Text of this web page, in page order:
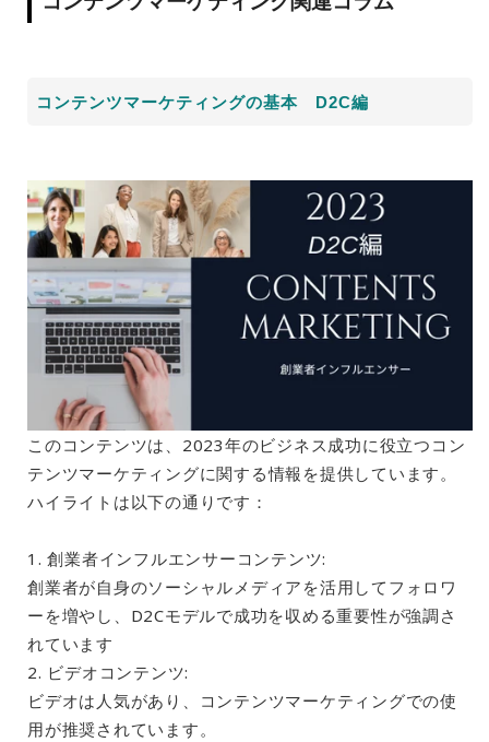
コンテンツマーケティングの基本 D2C編
このコンテンツは、2023年のビジネス成功に役立つコン
テンツマーケティングに関する情報を提供しています。
ハイライトは以下の通りです：
1. 創業者インフルエンサーコンテンツ:
創業者が自身のソーシャルメディアを活用してフォロワ
ーを増やし、D2Cモデルで成功を収める重要性が強調さ
れています
2. ビデオコンテンツ:
ビデオは人気があり、コンテンツマーケティングでの使
用が推奨されています。